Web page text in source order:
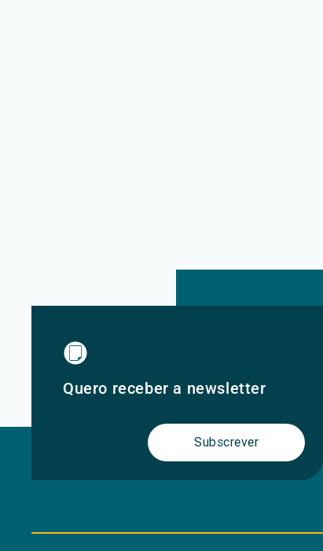
Quero receber a newsletter
Subscrever